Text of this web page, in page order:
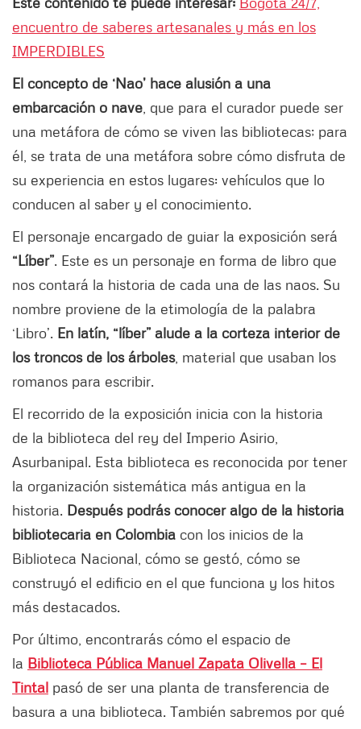
encuentro de saberes artesanales y más en los
IMPERDIBLES
El concepto de ‘Nao’ hace alusión a una
embarcación o nave , que para el curador puede ser
una metáfora de cómo se viven las bibliotecas; para
él, se trata de una metáfora sobre cómo disfruta de
su experiencia en estos lugares: vehículos que lo
conducen al saber y el conocimiento.
El personaje encargado de guiar la exposición será
“Líber”. Este es un personaje en forma de libro que
nos contará la historia de cada una de las naos. Su
nombre proviene de la etimología de la palabra
‘Libro’. En latín, “líber” alude a la corteza interior de
los troncos de los árboles, material que usaban los
romanos para escribir.
El recorrido de la exposición inicia con la historia
de la biblioteca del rey del Imperio Asirio,
Asurbanipal. Esta biblioteca es reconocida por tener
la organización sistemática más antigua en la
historia. Después podrás conocer algo de la historia
bibliotecaria en Colombia con los inicios de la
Biblioteca Nacional, cómo se gestó, cómo se
construyó el edificio en el que funciona y los hitos
más destacados.
Por último, encontrarás cómo el espacio de
la Biblioteca Pública Manuel Zapata Olivella – El
Tintal pasó de ser una planta de transferencia de
basura a una biblioteca. También sabremos por qué